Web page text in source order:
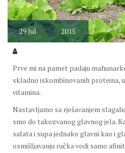
29Jul 2015
Prve mi na pamet padaju
skladno iskombinovanih proteina,
vitamina.
Nastavljamo sa rješavanjem
smo do takozvanog glavnog jela.
salata i supa jednako glavni kao i
osmišljavanju ručka vodi samo